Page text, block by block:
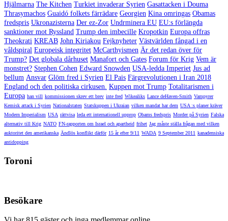
Hjälmarna The Kitchen Turkiet invaderar Syrien Gasattacken i Douma
Thrasymachos Guaidó folkets färrädare Georgien Kina omringas Obamas
fredspris Ukronazisterna Der ez-Zor Undrminera EU EU:s förlängda
sanktioner mot Ryssland Trump den imbecille Kropotkin Europa offras
Theokrati KREAB John Kiriakou Fejknyheter Västvärlden fångad i en
våldspiral Europeisk integritet McCarthyismen Är det redan över för
Trump? Det globala dårhuset Manafort och Gates Forum för Krig Vem är
monstret? Stephen Cohen Edward Snowden USA-ledda Imperiet Jus ad
bellum Ansvar Glöm fred i Syrien El Pais Färgrevolutionen i Iran 2018
England och den politiska cirkusen. Kuppen mot Trump Totalitarismen i
Europa han vill kommissionen skrev ett brev inte fred Wikealiks Lance deHaven-Smith Vampyrer
Kemisk attack i Syrien Nationalstaten Statskuppen i Ukraian vilken mandat har dem USA :s planer kräver
Modern Imperialism USA rättvisa leda ett internationell upprop Obams fredspris Morder på Syrien Falska
alternativ till Krig NATO FN-rapporten om Israel och apartheid frihet Jag måste ställa frågan med vilken
auktoritet den amerikanska Ändlös konflikt därför 15 år efter 9/11 WADA 9 September 2011 kanadensiska
antidopping
Toroni
Besökare